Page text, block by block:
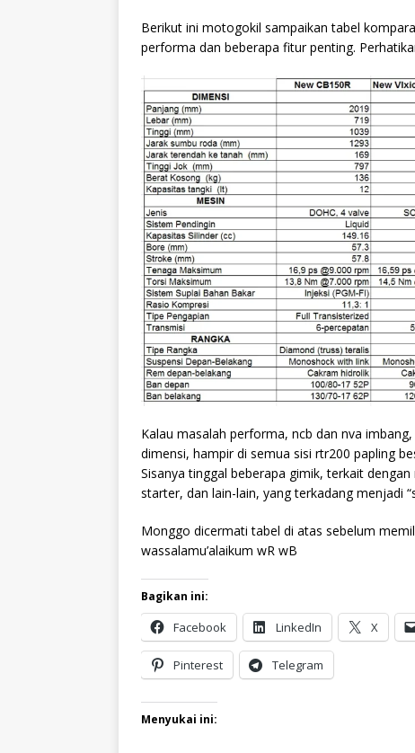
Berikut ini motogokil sampaikan tabel
performa dan beberapa fitur penting.
Kalau masalah performa, ncb dan nva
dimensi, hampir di semua sisi rtr200 papling
Sisanya tinggal beberapa gimik, terkait
starter, dan lain-lain, yang terkadang menjadi
Monggo dicermati tabel di atas sebelum
wassalamu’alaikum wR wB
Bagikan ini:
Facebook LinkedIn X
Pinterest Telegram
Menyukai ini: